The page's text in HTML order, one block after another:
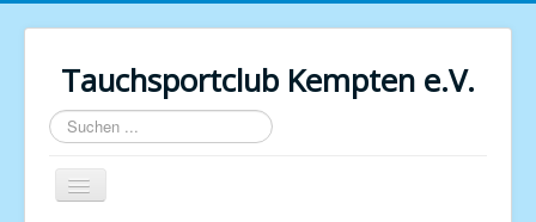
Tauchsportclub Kempten e.V.
Suchen
...
Navigation
an/aus